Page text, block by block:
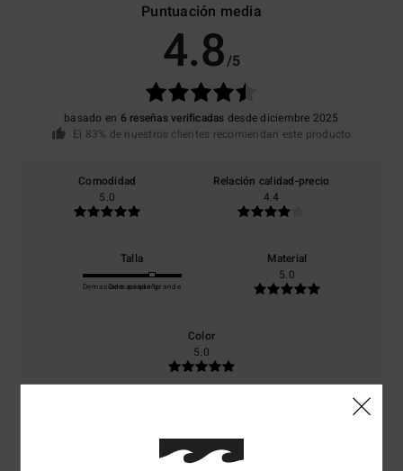
Puntuación media
4.8/5
basado en 6 reseñas verificadas desde diciembre 2025
El 83% de nuestros clientes recomiendan este producto
Comodidad
5.0
Relación calidad-precio
4.4
Talla
Demasiado pequeño
Demasiado grande
Material
5.0
Color
5.0
5/5